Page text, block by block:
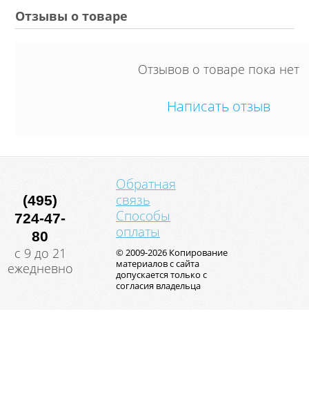
Отзывы о товаре
Отзывов о товаре пока нет
Написать отзыв
(495)
724-47-
80
с 9 до 21
ежедневно
Обратная
связь
Способы
оплаты
© 2009-2026 Копирование
материалов с сайта
допускается только с
согласия владельца